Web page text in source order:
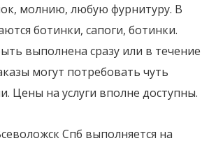
молнию, любую фурнитуру. В
ботинки, сапоги, ботинки.
выполнена сразу или в течение
могут потребовать чуть
Цены на услуги вполне доступны.
Спб выполняется на